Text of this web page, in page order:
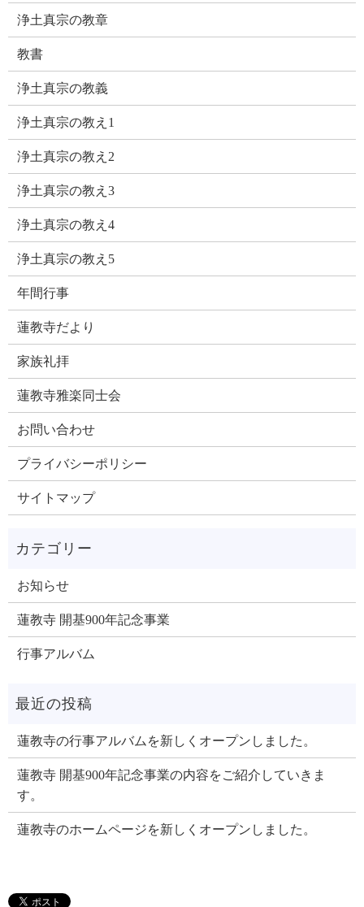
浄土真宗の教章
教書
浄土真宗の教義
浄土真宗の教え1
浄土真宗の教え2
浄土真宗の教え3
浄土真宗の教え4
浄土真宗の教え5
年間行事
蓮教寺だより
家族礼拝
蓮教寺雅楽同士会
お問い合わせ
プライバシーポリシー
サイトマップ
お知らせ
蓮教寺 開基900年記念事業
行事アルバム
蓮教寺の行事アルバムを新しくオープンしました。
蓮教寺 開基900年記念事業の内容をご紹介していきま
す。
蓮教寺のホームページを新しくオープンしました。